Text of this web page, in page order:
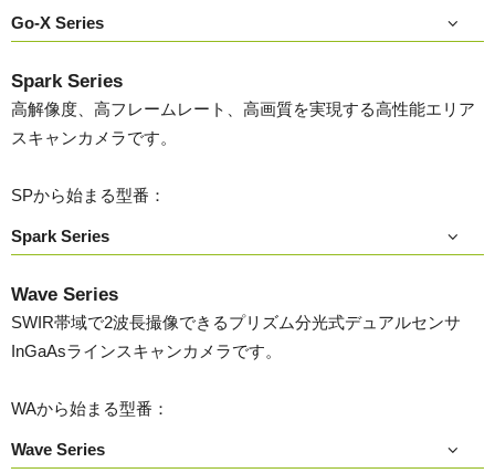
Go-X Series
Spark Series
高解像度、高フレームレート、高画質を実現する高性能エリア
スキャンカメラです。
SPから始まる型番：
Spark Series
Wave Series
SWIR帯域で2波長撮像できるプリズム分光式デュアルセンサ
InGaAsラインスキャンカメラです。
WAから始まる型番：
Wave Series